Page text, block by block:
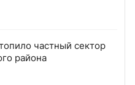
частный сектор
района